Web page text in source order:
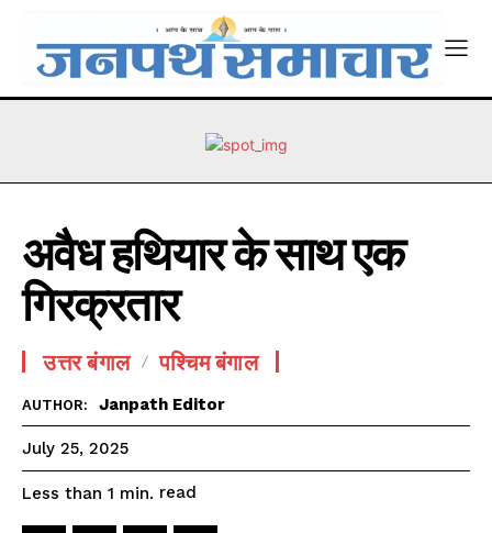
अवैध हथियार के साथ एक
गिरक्रतार
उत्तर बंगाल पश्चिम बंगाल
AUTHOR: Janpath Editor
July 25, 2025
Less than 1 min. read